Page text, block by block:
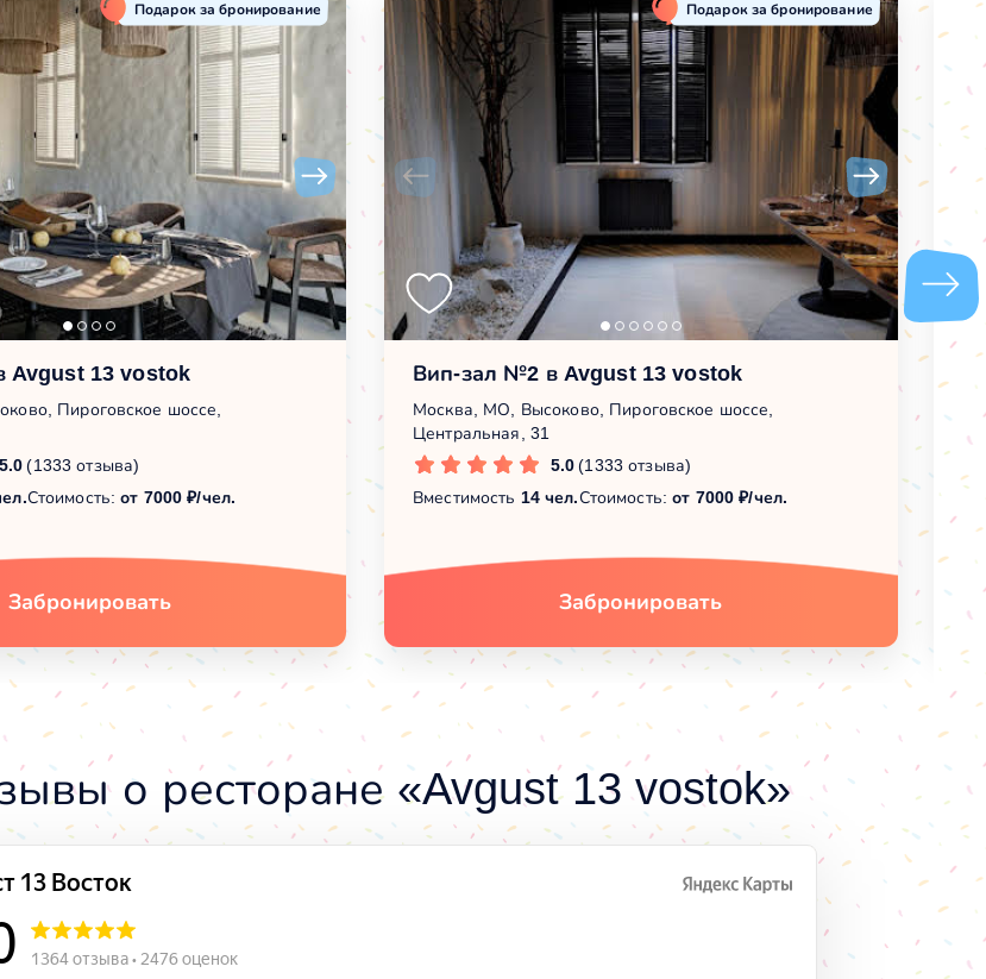
Подарок за бронирование
Avgust 13 vostok
Пироговское шоссе,
5.0 (1333 отзыва)
Стоимость:от 7000 ₽/чел.
Забронировать
Подарок за бронирование
Вип-зал №2 в Avgust 13 vostok
Москва, МО, Высоково, Пироговское шоссе,
Центральная, 31
5.0 (1333 отзыва)
Вместимость 14 чел.Стоимость:от 7000 ₽/чел.
Забронировать
о ресторане «Avgust 13 vostok»